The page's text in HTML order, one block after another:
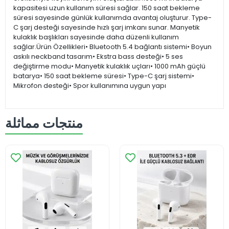
kapasitesi uzun kullanım süresi sağlar. 150 saat bekleme
süresi sayesinde günlük kullanımda avantaj oluşturur. Type-
C şarj desteği sayesinde hızlı şarj imkanı sunar. Manyetik
kulaklık başlıkları sayesinde daha düzenli kullanım
sağlar.Ürün Özellikleri• Bluetooth 5.4 bağlantı sistemi• Boyun
askılı neckband tasarım• Ekstra bass desteği• 5 ses
değiştirme modu• Manyetik kulaklık uçları• 1000 mAh güçlü
batarya• 150 saat bekleme süresi• Type-C şarj sistemi•
Mikrofon desteği• Spor kullanımına uygun yapı
منتجات مماثلة